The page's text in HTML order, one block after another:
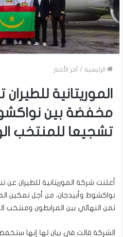
الرئيسية / آخر الأخبار
الموريتانية
مخفضة بين
تشجيعا للمنتخب
أعلنت شركة الموريتانية للطيران
نواكشوط وأبيدجان، من أجل تمكين
ثمن النهائي بين المرابطون ومنتخب
الشركة قالت في بيان لها إنها